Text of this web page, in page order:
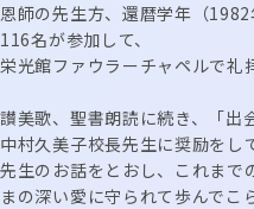
恩師の先生方、還暦学年（
116名が参加して、
栄光館ファウラーチャペルで礼
讃美歌、聖書朗読に続き、「出
中村久美子校長先生に奨励をし
先生のお話をとおし、これまで
まの深い愛に守られて歩んでこ